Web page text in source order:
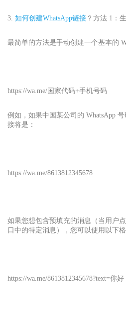
3. 如何创建WhatsApp链接 ？方法 1：
最简单的方法是手动创建一个基本的
https://wa.me/国家代码+手机号码
例如，如果中国某公司的 WhatsApp
接将是：
https://wa.me/8613812345678
如果您想包含预填充的消息（当用户
口中的特定消息），您可以使用以下格
https://wa.me/8613812345678?text=你